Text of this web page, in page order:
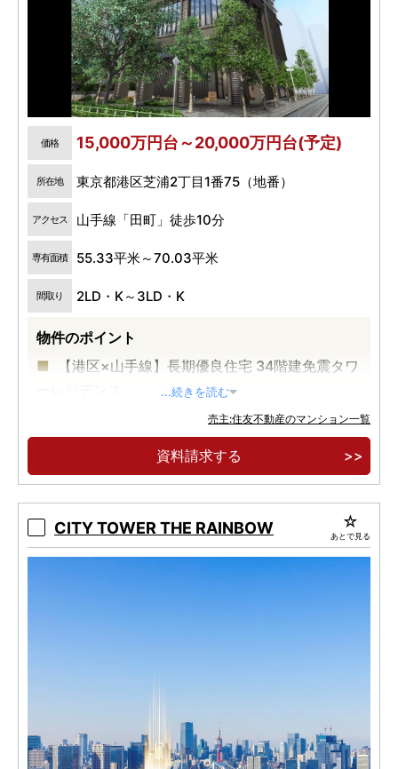
価格 15,000万円台～20,000万円台(予定)
所在地 東京都港区芝浦2丁目1番75（地番）
アクセス 山手線「田町」徒歩10分
専有面積 55.33平米～70.03平米
間取り 2LD・K～3LD・K
物件のポイント
【港区×山手線】長期優良住宅 34階建免震タワ
JR山手線「田町」駅 再開発により得られた美
と利便性3駅5路線利用可能
3LD・K全戸角住戸、スカイラウンジ・フィッ
...続きを読む
売主:住友不動産のマンション一覧
資料請求する
CITY TOWER THE RAINBOW あとで見る